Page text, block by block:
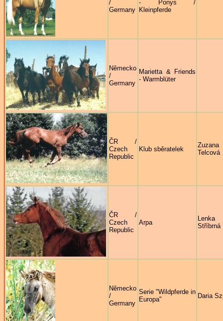
/
Germany
- Ponys /
Kleinpferde
Německo
/
Germany
Marietta & Friends
- Warmblüter
ČR /
Czech
Republic
Klub sběratelek
Zuzana
Telcová
ČR /
Czech
Republic
Arpa
Lenka
Stříbrná
Německo
/
Germany
Serie "Wildpferde in
Europa"
Daria